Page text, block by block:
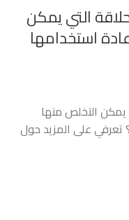
التي يمكن
استخدامها
يمكن التخلص منها
تعرفي على المزيد حول